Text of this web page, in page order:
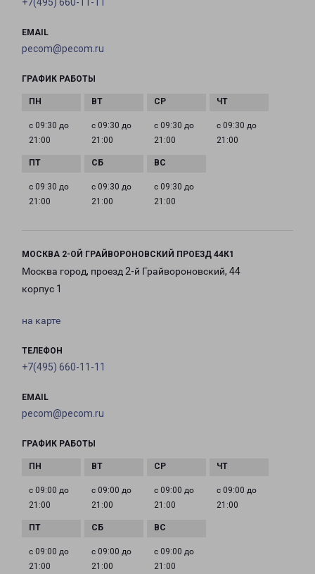
+7(495) 660-11-11
EMAIL
pecom@pecom.ru
ГРАФИК РАБОТЫ
с 09:30 до
21:00
с 09:30 до
21:00
с 09:30 до
21:00
с 09:30 до
21:00
с 09:30 до
21:00
с 09:30 до
21:00
с 09:30 до
21:00
МОСКВА 2-ОЙ ГРАЙВОРОНОВСКИЙ ПРОЕЗД 44К1
Москва город, проезд 2-й Грайвороновский, 44
корпус 1
на карте
ТЕЛЕФОН
+7(495) 660-11-11
EMAIL
pecom@pecom.ru
ГРАФИК РАБОТЫ
с 09:00 до
21:00
с 09:00 до
21:00
с 09:00 до
21:00
с 09:00 до
21:00
с 09:00 до
21:00
с 09:00 до
21:00
с 09:00 до
21:00